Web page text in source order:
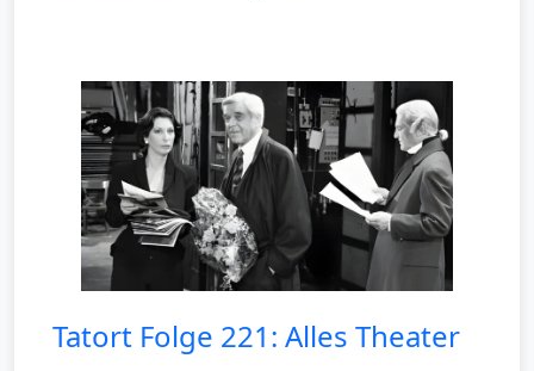
Tatort Folge 221: Alles Theater